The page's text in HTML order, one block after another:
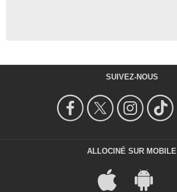
SUIVEZ-NOUS
ALLOCINÉ SUR MOBILE